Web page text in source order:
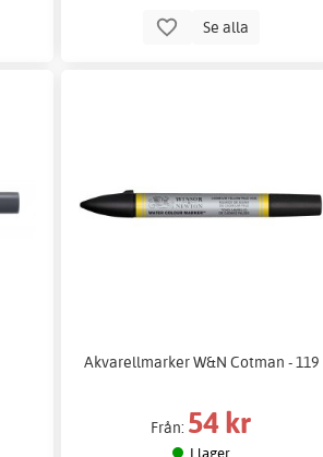
Se alla
Akvarellmarker W&N Cotman - 119
Från: 54 kr
I lager